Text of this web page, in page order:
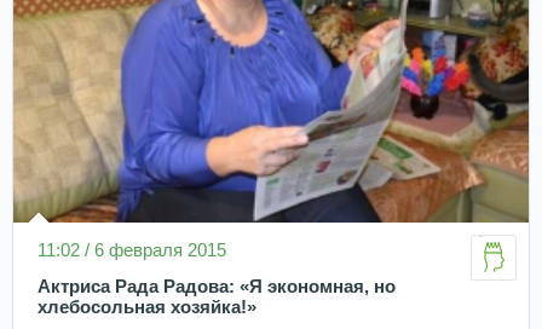
11:02 / 6 февраля 2015
Актриса Рада Радова: «Я экономная, но
хлебосольная хозяйка!»